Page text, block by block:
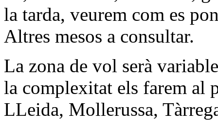
la tarda, veurem com es
Altres mesos a consultar.
La zona de vol serà
la complexitat els farem al
LLeida, Mollerussa,